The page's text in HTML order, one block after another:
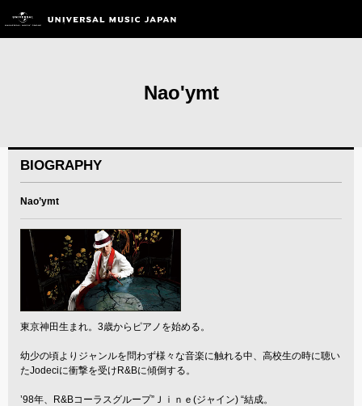
Nao'ymt
BIOGRAPHY
Nao’ymt
東京神田生まれ。3歳からピアノを始める。
幼少の頃よりジャンルを問わず様々な音楽に触れる中、高校生の時に聴い
たJodeciに衝撃を受けR&Bに傾倒する。
’98年、R&Bコーラスグループ”Ｊｉｎｅ(ジャイン) “結成。